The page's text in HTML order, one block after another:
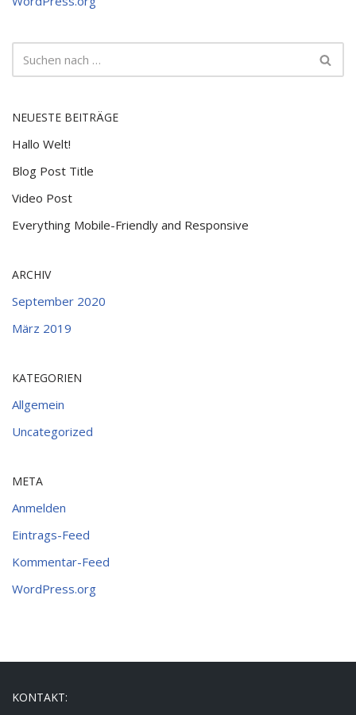
NEUESTE BEITRÄGE
Hallo Welt!
Blog Post Title
Video Post
Everything Mobile-Friendly and Responsive
ARCHIV
September 2020
März 2019
KATEGORIEN
Allgemein
Uncategorized
META
Anmelden
Eintrags-Feed
Kommentar-Feed
WordPress.org
KONTAKT: